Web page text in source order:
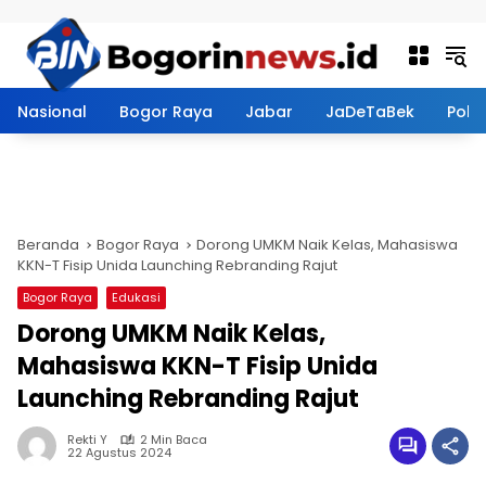
Nasional Bogor Raya Jabar JaDeTaBek
Beranda Bogor Raya
Dorong UMKM Naik Kelas, Mahasiswa
KKN-T Fisip Unida Launching Rebranding Rajut
Bogor Raya Edukasi
Dorong UMKM Naik Kelas,
Mahasiswa KKN-T Fisip Unida
Launching Rebranding Rajut
Rekti Y 2 Min Baca
22 Agustus 2024